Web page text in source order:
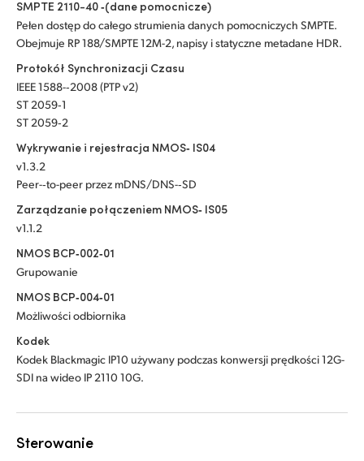
SMPTE 2110-40 ‑(dane pomocnicze)
Pełen dostęp do całego strumienia danych pomocniczych SMPTE.
Obejmuje RP 188/SMPTE 12M-2, napisy i statyczne metadane HDR.
Protokół Synchronizacji Czasu
IEEE 1588-‑2008 (PTP v2)
ST 2059‑1
ST 2059‑2
Wykrywanie i rejestracja NMOS‑ IS04
v1.3.2
Peer-‑to-peer przez mDNS/DNS-‑SD
Zarządzanie połączeniem NMOS‑ IS05
v1.1.2
NMOS BCP‑002‑01
Grupowanie
NMOS BCP‑004‑01
Możliwości odbiornika
Kodek
Kodek Blackmagic IP10 używany podczas konwersji prędkości 12G-
SDI na wideo IP 2110 10G.
Sterowanie